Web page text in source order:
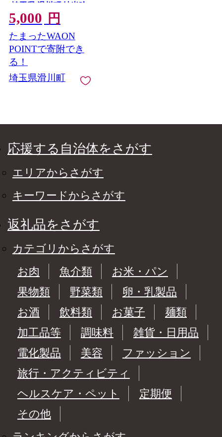
[埼玉県 滑川町 純米吟
醸酒 純米吟醸 吟醸 日
本酒 濃厚 おいしい お
酒 さけ 酒 美味 300ml]
5,000 円
たまったWAON
POINTで寄附でき
る！
埼玉県滑川町
応援する自治体をさがす
エリアからさがす
キーワードからさがす
返礼品をさがす
カテゴリからさがす
お肉
魚介類
お米・パン
果物類
野菜類
卵・乳製品
お酒
飲料類 お菓子
麺類
加工品等
調味料
雑貨・日用品
電化製品
美容
ファッション
旅行・アクティビティ
ヘルスケア・ペット
定期便
その他